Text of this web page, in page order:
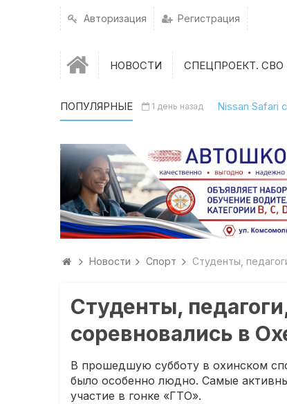
Авторизация Регистрация
НОВОСТИ СПЕЦПРОЕКТ. СВО
ПОПУЛЯРНЫЕ 1 день назад Nissan Safari
Новости Спорт Студенты,
Студенты,
соревновались в
В прошедшую субботу в охинском
было особенно людно. Самые
участие в гонке «ГТО».